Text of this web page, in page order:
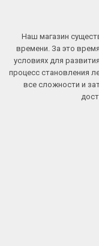
Наш магазин
времени. За это
условиях для
процесс становления
все сложности и